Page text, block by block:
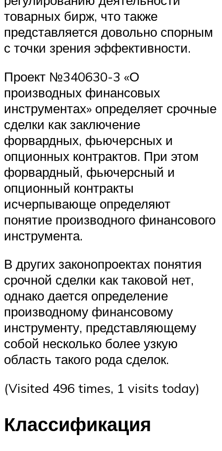
товарных бирж, что также
представляется довольно спорным
с точки зрения эффективности.
Проект №340630-3 «О
производных финансовых
инструментах» определяет срочные
сделки как заключение
форвардных, фьючерсных и
опционных контрактов. При этом
форвардный, фьючерсный и
опционный контракты
исчерпывающе определяют
понятие производного финансового
инструмента.
В других законопроектах понятия
срочной сделки как таковой нет,
однако дается определение
производному финансовому
инструменту, представляющему
собой несколько более узкую
область такого рода сделок.
(Visited 496 times, 1 visits today)
Классификация